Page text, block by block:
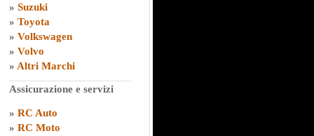
» Suzuki
» Toyota
» Volkswagen
» Volvo
» Altri Marchi
Assicurazione e servizi
» RC Auto
» RC Moto